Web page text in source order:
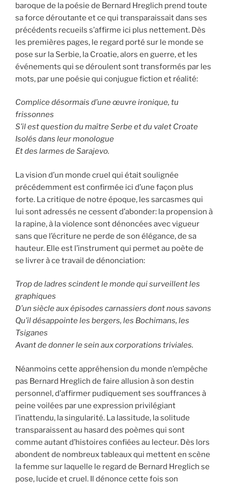
baroque de la poésie de Bernard Hreglich prend toute
sa force déroutante et ce qui transparaissait dans ses
précédents recueils s’affirme ici plus nettement. Dès
les premières pages, le regard porté sur le monde se
pose sur la Serbie, la Croatie, alors en guerre, et les
événements qui se déroulent sont transformés par les
mots, par une poésie qui conjugue fiction et réalité:
Complice désormais d’une œuvre ironique, tu
frissonnes
S’il est question du maître Serbe et du valet Croate
Isolés dans leur monologue
Et des larmes de Sarajevo.
La vision d’un monde cruel qui était soulignée
précédemment est confirmée ici d’une façon plus
forte. La critique de notre époque, les sarcasmes qui
lui sont adressés ne cessent d’abonder: la propension à
la rapine, à la violence sont dénoncées avec vigueur
sans que l’écriture ne perde de son élégance, de sa
hauteur. Elle est l’instrument qui permet au poète de
se livrer à ce travail de dénonciation:
Trop de ladres scindent le monde qui surveillent les
graphiques
D’un siècle aux épisodes carnassiers dont nous savons
Qu’il désappointe les bergers, les Bochimans, les
Tsiganes
Avant de donner le sein aux corporations triviales.
Néanmoins cette appréhension du monde n’empêche
pas Bernard Hreglich de faire allusion à son destin
personnel, d’affirmer pudiquement ses souffrances à
peine voilées par une expression privilégiant
l’inattendu, la singularité. La lassitude, la solitude
transparaissent au hasard des poèmes qui sont
comme autant d’histoires confiées au lecteur. Dès lors
abondent de nombreux tableaux qui mettent en scène
la femme sur laquelle le regard de Bernard Hreglich se
pose, lucide et cruel. Il dénonce cette fois son